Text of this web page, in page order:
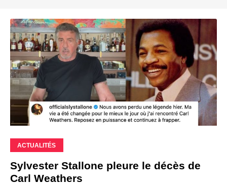
ACTUALITÉS
Sylvester Stallone pleure le décès de
Carl Weathers